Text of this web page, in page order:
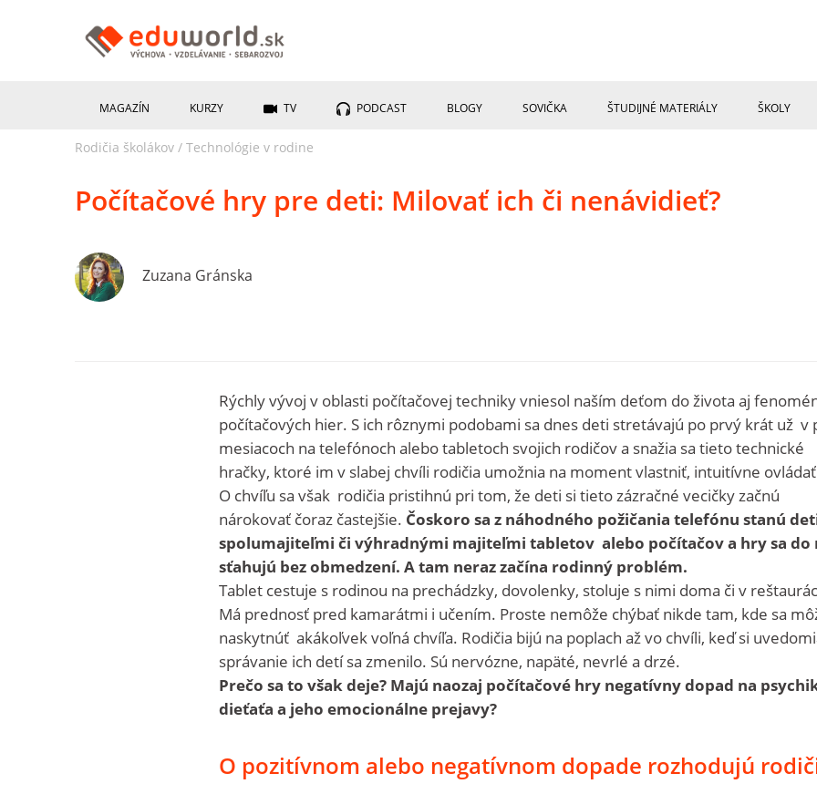
MAGAZÍN KURZY TV PODCAST BLOGY SOVIČKA ŠTUDIJNÉ MATERIÁLY ŠKOLY
Rodičia školákov / Technológie v rodine
Počítačové hry pre deti: Milovať ich či nenávidieť?
Zuzana Gránska
Rýchly vývoj v oblasti počítačovej techniky vniesol naším deťom do života aj
počítačových hier. S ich rôznymi podobami sa dnes deti stretávajú po prvý krát už v
mesiacoch na telefónoch alebo tabletoch svojich rodičov a snažia sa tieto technické
hračky, ktoré im v slabej chvíli rodičia umožnia na moment vlastniť, intuitívne
O chvíľu sa však rodičia pristihnú pri tom, že deti si tieto zázračné vecičky začnú
nárokovať čoraz častejšie. Čoskoro sa z náhodného požičania telefónu stanú
spolumajiteľmi či výhradnými majiteľmi tabletov alebo počítačov a hry sa do
sťahujú bez obmedzení. A tam neraz začína rodinný problém.
Tablet cestuje s rodinou na prechádzky, dovolenky, stoluje s nimi doma či v
Má prednosť pred kamarátmi i učením. Proste nemôže chýbať nikde tam, kde sa
naskytnúť akákoľvek voľná chvíľa. Rodičia bijú na poplach až vo chvíli, keď si
správanie ich detí sa zmenilo. Sú nervózne, napäté, nevrlé a drzé.
Prečo sa to však deje? Majú naozaj počítačové hry negatívny dopad na
dieťaťa a jeho emocionálne prejavy?
O pozitívnom alebo negatívnom dopade rozhodujú